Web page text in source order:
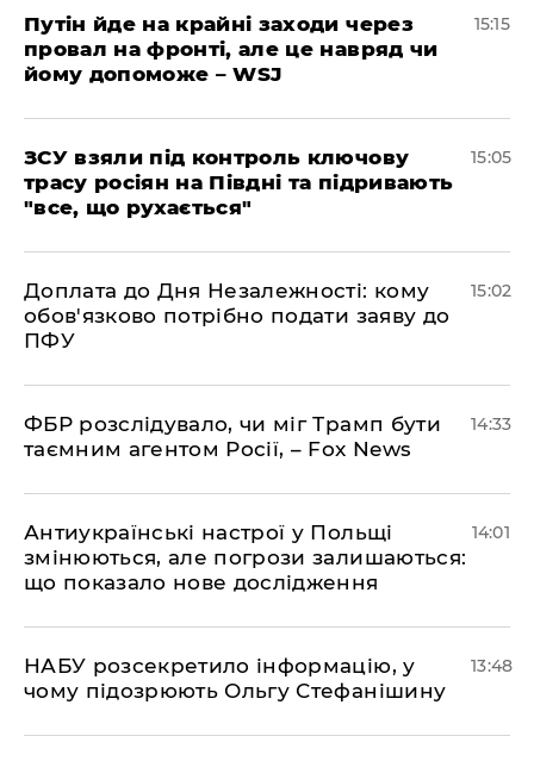
Путін йде на крайні заходи через
провал на фронті, але це навряд чи
йому допоможе – WSJ
15:15
ЗСУ взяли під контроль ключову
трасу росіян на Півдні та підривають
"все, що рухається"
15:05
Доплата до Дня Незалежності: кому
обов'язково потрібно подати заяву до
ПФУ
15:02
ФБР розслідувало, чи міг Трамп бути
таємним агентом Росії, – Fox News
14:33
Антиукраїнські настрої у Польщі
змінюються, але погрози залишаються:
що показало нове дослідження
14:01
НАБУ розсекретило інформацію, у
чому підозрюють Ольгу Стефанішину
13:48